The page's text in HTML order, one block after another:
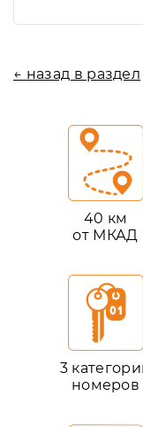
← назад в раздел
40 км
от МКАД
3
номеров